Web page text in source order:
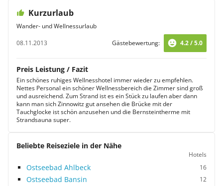
Kurzurlaub
Wander- und Wellnessurlaub
08.11.2013
Gästebewertung: 4.2 / 5.0
Preis Leistung / Fazit
Ein schönes ruhiges Wellnesshotel immer wieder zu empfehlen.
Nettes Personal ein schöner Wellnessbereich die Zimmer sind groß
und ausreichend. Zum Strand ist es ein Stück zu laufen aber dann
kann man sich Zinnowitz gut ansehen die Brücke mit der
Tauchglocke ist schön anzusehen und die Bernsteintherme mit
Strandsauna super.
Beliebte Reiseziele in der Nähe
Hotels
Ostseebad Ahlbeck 16
Ostseebad Bansin 12